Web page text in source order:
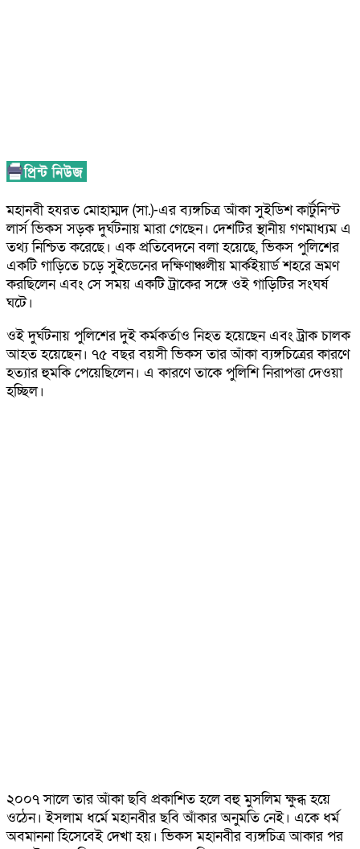
মহানবী হযরত মোহাম্মদ (সা.)-এর ব্যঙ্গচিত্র আঁকা সুইডিশ কার্টুনিস্ট
লার্স ভিকস সড়ক দুর্ঘটনায় মারা গেছেন। দেশটির স্থানীয় গণমাধ্যম এ
তথ্য নিশ্চিত করেছে। এক প্রতিবেদনে বলা হয়েছে, ভিকস পুলিশের
একটি গাড়িতে চড়ে সুইডেনের দক্ষিণাঞ্চলীয় মার্কইয়ার্ড শহরে ভ্রমণ
করছিলেন এবং সে সময় একটি ট্রাকের সঙ্গে ওই গাড়িটির সংঘর্ষ
ঘটে।
ওই দুর্ঘটনায় পুলিশের দুই কর্মকর্তাও নিহত হয়েছেন এবং ট্রাক চালক
আহত হয়েছেন। ৭৫ বছর বয়সী ভিকস তার আঁকা ব্যঙ্গচিত্রের কারণে
হত্যার হুমকি পেয়েছিলেন। এ কারণে তাকে পুলিশি নিরাপত্তা দেওয়া
হচ্ছিল।
২০০৭ সালে তার আঁকা ছবি প্রকাশিত হলে বহু মুসলিম ক্ষুব্ধ হয়ে
ওঠেন। ইসলাম ধর্মে মহানবীর ছবি আঁকার অনুমতি নেই। একে ধর্ম
অবমাননা হিসেবেই দেখা হয়। ভিকস মহানবীর ব্যঙ্গচিত্র আকার পর